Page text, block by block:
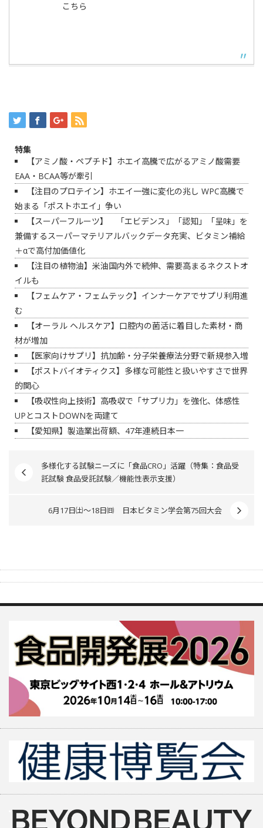
こちら
特集
【アミノ酸・ペプチド】ホエイ高騰で広がるアミノ酸需要
EAA・BCAA等が牽引
【注目のプロテイン】ホエイ一強に変化の兆し WPC高騰で
始まる「ポストホエイ」争い
【スーパーフルーツ】 「エビデンス」「認知」「呈味」を
兼備するスーパーマテリアルバックデータ充実、ビタミン補給
＋αで高付加価値化
【注目の植物油】米油国内外で続伸、需要高まるネクストオ
イルも
【フェムケア・フェムテック】インナーケアでサプリ利用進
む
【オーラル ヘルスケア】口腔内の菌活に着目した素材・商
材が増加
【医家向けサプリ】抗加齢・分子栄養療法分野で新規参入増
【ポストバイオティクス】多様な可能性と扱いやすさで世界
的関心
【吸収性向上技術】高吸収で「サプリ力」を強化、体感性
UPとコストDOWNを両建て
【愛知県】製造業出荷額、47年連続日本一
多様化する試験ニーズに「食品CRO」活躍（特集：食品受
託試験 食品受託試験／機能性表示支援）
6月17日㈯～18日㈰ 日本ビタミン学会第75回大会